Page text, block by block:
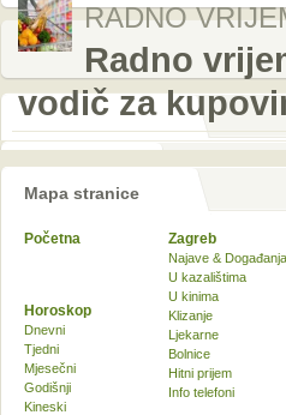
RADNO
Radno
vodič za
Mapa stranice
Početna Zagreb
Najave & Događanja
U kazalištima
U kinima
Klizanje
Ljekarne
Bolnice
Hitni prijem
Info telefoni
Horoskop
Dnevni
Tjedni
Mjesečni
Godišnji
Kineski